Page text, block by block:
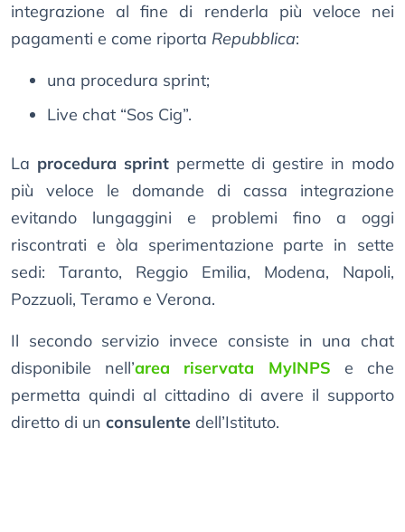
integrazione al fine di renderla più veloce nei
pagamenti e come riporta Repubblica:
una procedura sprint;
Live chat “Sos Cig”.
La procedura sprintpermette di gestire in modo
più veloce le domande di cassa integrazione
evitando lungaggini e problemi fino a oggi
riscontrati e òla sperimentazione parte in sette
sedi: Taranto, Reggio Emilia, Modena, Napoli,
Pozzuoli, Teramo e Verona.
Il secondo servizio invece consiste in una chat
disponibile nell’area riservata MyINPS e che
permetta quindi al cittadino di avere il supporto
diretto di un consulente dell’Istituto.